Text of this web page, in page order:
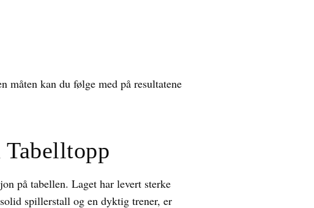
måten kan du følge med på resultatene
på tabellen. Laget har levert sterke
spillerstall og en dyktig trener, er